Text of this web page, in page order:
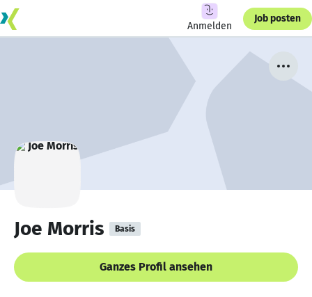
Anmelden
Job posten
Joe Morris Basis
Ganzes Profil ansehen